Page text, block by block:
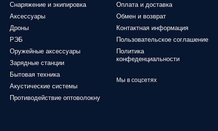
Снаряжение и экипировка
Аксессуары
Дроны
РЭБ
Оружейные аксессуары
Зарядные станции
Бытовая техника
Акустические системы
Противодействие оптоволокну
Оплата и доставка
Обмен и возврат
Контактная информация
Пользовательское соглашение
Политика
конфеденциальности
Мы в соцсетях